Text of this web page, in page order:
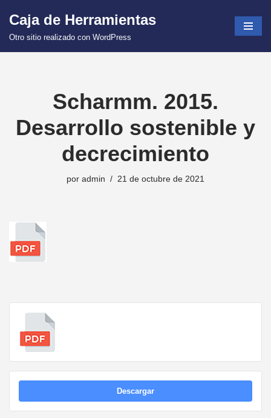
Saltar
Caja de Herramientas
Otro sitio realizado con WordPress
Scharmm. 2015.
Desarrollo sostenible y
decrecimiento
por admin 21 de octubre de 2021
Descargar